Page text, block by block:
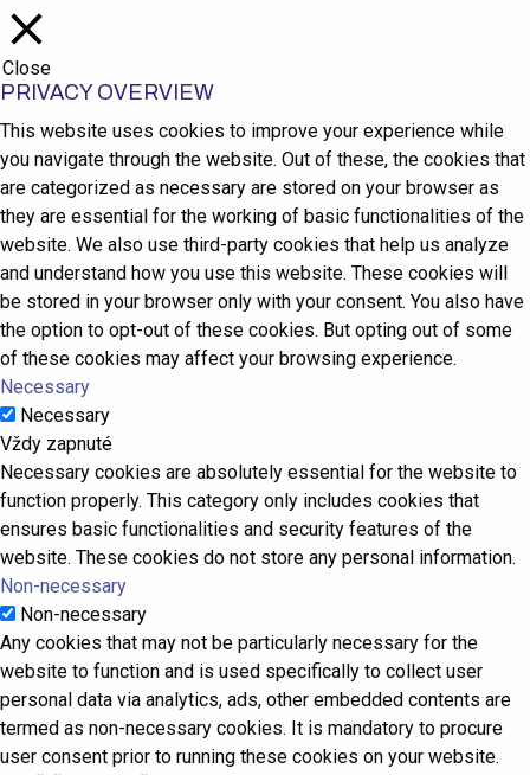
Close
PRIVACY OVERVIEW
This website uses cookies to improve your experience while
you navigate through the website. Out of these, the cookies that
are categorized as necessary are stored on your browser as
they are essential for the working of basic functionalities of the
website. We also use third-party cookies that help us analyze
and understand how you use this website. These cookies will
be stored in your browser only with your consent. You also have
the option to opt-out of these cookies. But opting out of some
of these cookies may affect your browsing experience.
Necessary
Necessary
Vždy zapnuté
Necessary cookies are absolutely essential for the website to
function properly. This category only includes cookies that
ensures basic functionalities and security features of the
website. These cookies do not store any personal information.
Non-necessary
Non-necessary
Any cookies that may not be particularly necessary for the
website to function and is used specifically to collect user
personal data via analytics, ads, other embedded contents are
termed as non-necessary cookies. It is mandatory to procure
user consent prior to running these cookies on your website.